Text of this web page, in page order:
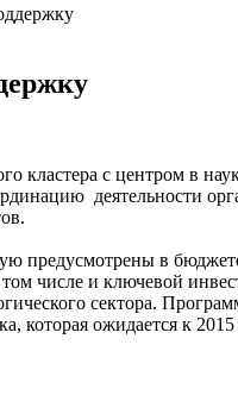
с центром в
деятельности
предусмотрены в
числе и ключевой
сектора.
которая ожидается к